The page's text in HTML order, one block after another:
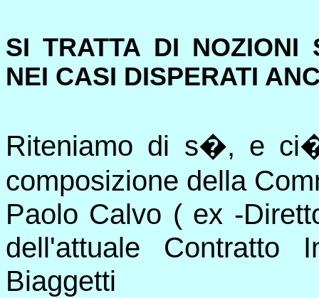
SI TRATTA DI NOZIONI
NEI CASI DISPERATI
Riteniamo di s�, e
composizione della
Paolo Calvo ( ex -
dell'attuale Contratto
Biaggetti